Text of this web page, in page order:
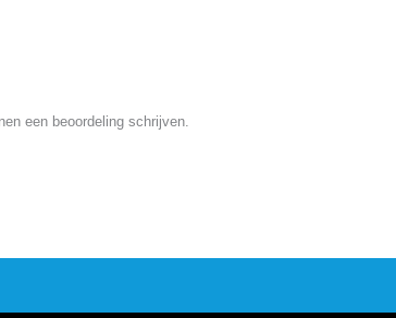
een beoordeling schrijven.